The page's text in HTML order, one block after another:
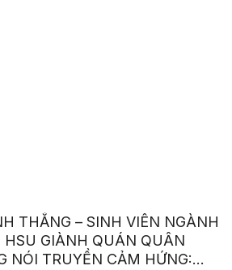
THẮNG – SINH VIÊN NGÀNH
HSU GIÀNH QUÁN QUÂN
NÓI TRUYỀN CẢM HỨNG: